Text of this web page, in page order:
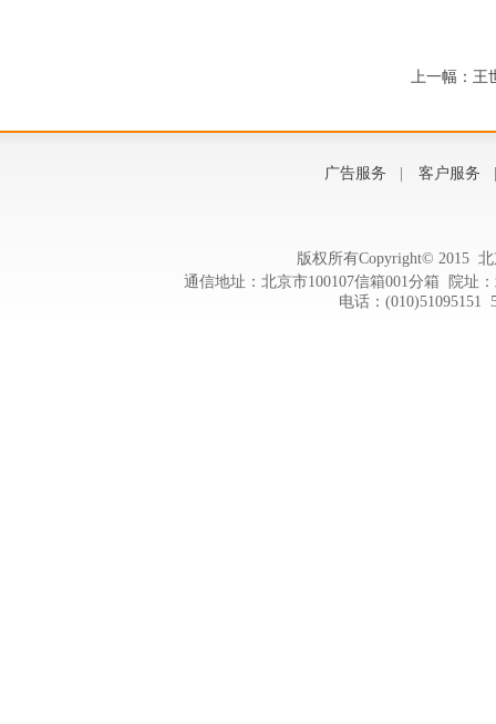
上一幅：王
广告服务 客户服务
版权所有Copyright© 2015
通信地址：北京市100107信箱001分箱 院址
电话：(010)51095151